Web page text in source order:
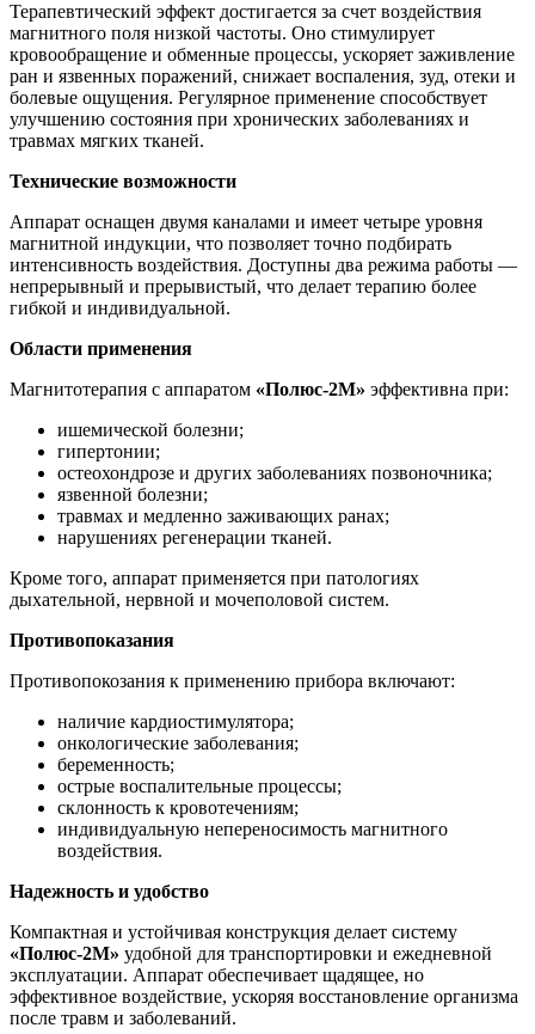
Терапевтический эффект достигается за счет воздействия
магнитного поля низкой частоты. Оно стимулирует
кровообращение и обменные процессы, ускоряет заживление
ран и язвенных поражений, снижает воспаления, зуд, отеки и
болевые ощущения. Регулярное применение способствует
улучшению состояния при хронических заболеваниях и
травмах мягких тканей.
Технические возможности
Аппарат оснащен двумя каналами и имеет четыре уровня
магнитной индукции, что позволяет точно подбирать
интенсивность воздействия. Доступны два режима работы —
непрерывный и прерывистый, что делает терапию более
гибкой и индивидуальной.
Области применения
Магнитотерапия с аппаратом «Полюс-2М» эффективна при:
ишемической болезни;
гипертонии;
остеохондрозе и других заболеваниях позвоночника;
язвенной болезни;
травмах и медленно заживающих ранах;
нарушениях регенерации тканей.
Кроме того, аппарат применяется при патологиях
дыхательной, нервной и мочеполовой систем.
Противопоказания
Противопокозания к применению прибора включают:
наличие кардиостимулятора;
онкологические заболевания;
беременность;
острые воспалительные процессы;
склонность к кровотечениям;
индивидуальную непереносимость магнитного
воздействия.
Надежность и удобство
Компактная и устойчивая конструкция делает систему
«Полюс-2М» удобной для транспортировки и ежедневной
эксплуатации. Аппарат обеспечивает щадящее, но
эффективное воздействие, ускоряя восстановление организма
после травм и заболеваний.